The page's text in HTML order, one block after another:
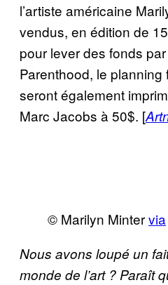
l’artiste américaine
vendus, en édition de
pour lever des fonds
Parenthood, le planning
seront également
Marc Jacobs à 50$. [
© Marilyn Mintervia
Nous avons loupé un
monde de l’art ? Paraît